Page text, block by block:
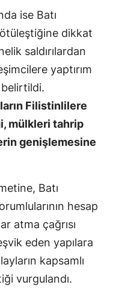
Siirt
Sinop
Tekirdağ
Tokat
Şanlıurfa
Uşak
Van
Yozgat
ise Batı
dikkat
saldırılardan
yaptırım
belirtildi.
Filistinlilere
mülkleri tahrip
genişlemesine
Batı
hesap
atma çağrısı
eden yapılara
kapsamlı
vurgulandı.